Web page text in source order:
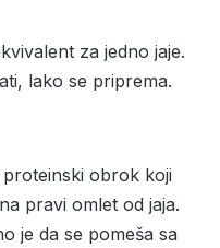
za jedno jaje.
lako se priprema.
obrok koji
pravi omlet od jaja.
je da se pomeša sa